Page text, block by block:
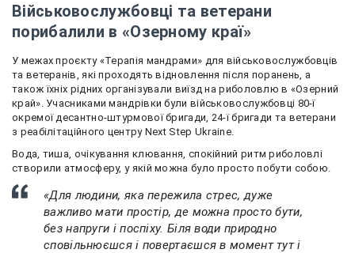
Військовослужбовці та ветерани
порибалили в «Озерному краї»
У межах проєкту «Терапія мандрами» для військовослужбовців
та ветеранів, які проходять відновлення після поранень, а
також їхніх рідних організували виїзд на риболовлю в «Озерний
край». Учасниками мандрівки були військовослужбовці 80-ї
окремої десантно-штурмової бригади, 24-ї бригади та ветерани
з реабілітаційного центру Next Step Ukraine.
Вода, тиша, очікування клювання, спокійний ритм риболовлі
створили атмосферу, у якій можна було просто побути собою.
«Для людини, яка пережила стрес, дуже
важливо мати простір, де можна просто бути,
без напруги і поспіху. Біля води природно
сповільнюєшся і повертаєшся в момент тут і